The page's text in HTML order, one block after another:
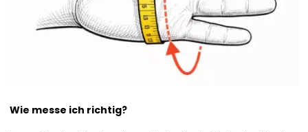
Wie messe ich richtig?